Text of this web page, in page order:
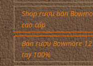
Shop rượu bán
cao cấp
Bán rượu Bowmore
tay 100%